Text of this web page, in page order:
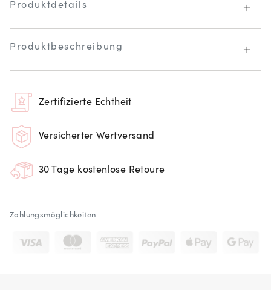
Produktdetails
Produktbeschreibung
Zertifizierte Echtheit
Versicherter Wertversand
30 Tage kostenlose Retoure
Zahlungsmöglichkeiten